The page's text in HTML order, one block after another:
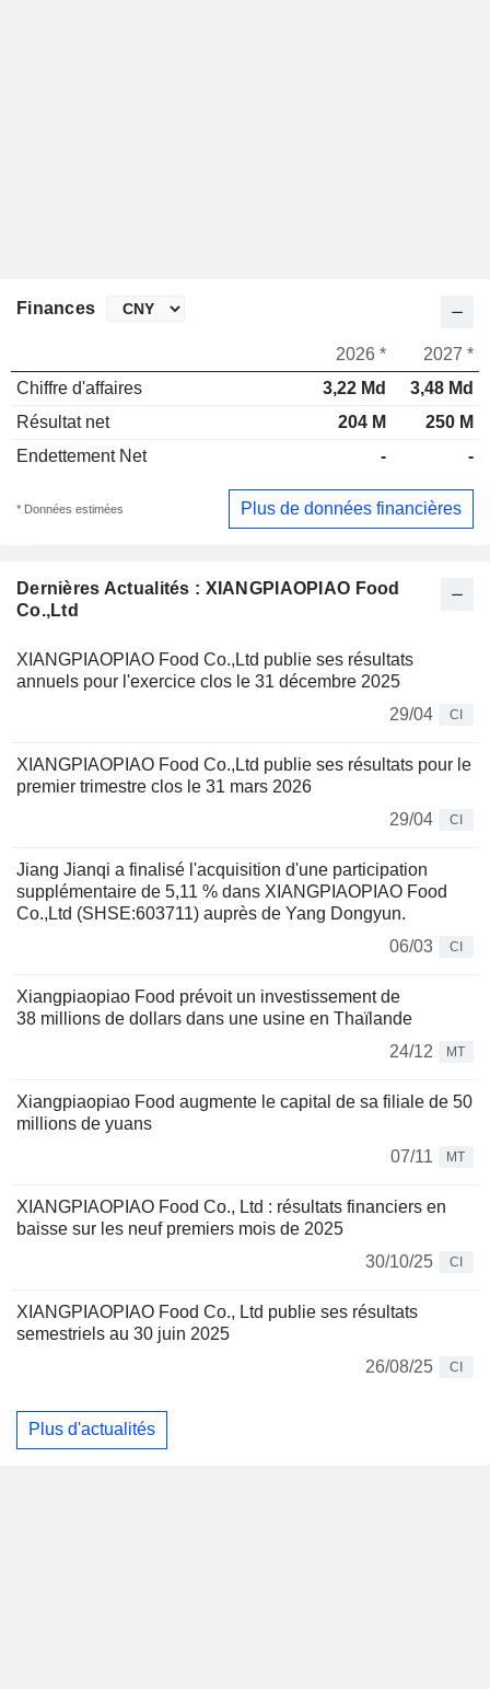
Dernières Actualités : XIANGPIAOPIAO Food
Co.,Ltd
XIANGPIAOPIAO Food Co.,Ltd publie ses résultats
annuels pour l'exercice clos le 31 décembre 2025
29/04
CI
XIANGPIAOPIAO Food Co.,Ltd publie ses résultats pour le
premier trimestre clos le 31 mars 2026
29/04
CI
Jiang Jianqi a finalisé l'acquisition d'une participation
supplémentaire de 5,11 % dans XIANGPIAOPIAO Food
Co.,Ltd (SHSE:603711) auprès de Yang Dongyun.
06/03
CI
Xiangpiaopiao Food prévoit un investissement de
38 millions de dollars dans une usine en Thaïlande
24/12
MT
Xiangpiaopiao Food augmente le capital de sa filiale de 50
millions de yuans
07/11
MT
XIANGPIAOPIAO Food Co., Ltd : résultats financiers en
baisse sur les neuf premiers mois de 2025
30/10/25
CI
XIANGPIAOPIAO Food Co., Ltd publie ses résultats
semestriels au 30 juin 2025
26/08/25
CI
Plus d'actualités
Finances
2026 *
2027 *
Chiffre d'affaires
3,22 Md
3,48 Md
Résultat net
204 M
250 M
Endettement Net
- -
* Données estimées Plus de données financières